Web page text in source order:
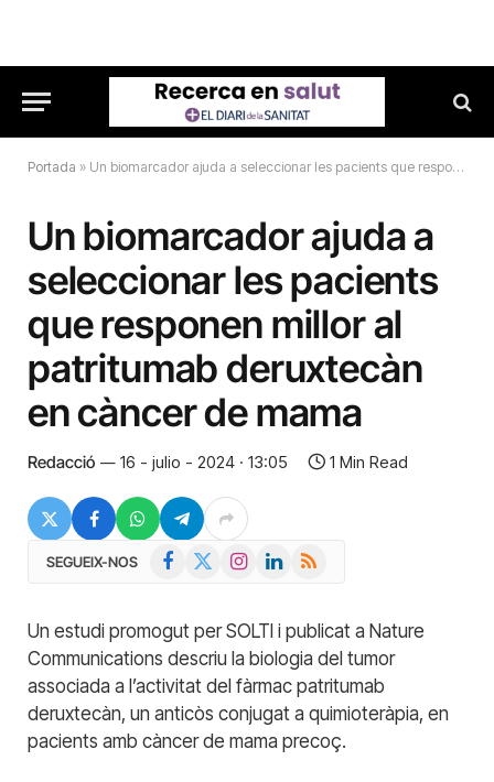
Portada » Un biomarcador ajuda a seleccionar les pacients que responen millor al patritumab deruxtecàn en càncer de mama
Un biomarcador ajuda a
seleccionar les pacients
que responen millor al
patritumab deruxtecàn
en càncer de mama
Redacció 16 - julio - 2024 · 13:05 1 Min Read
SEGUEIX-NOS Facebook InstagramLinkedIn
RSS
Un estudi promogut per SOLTI i publicat a Nature
Communications descriu la biologia del tumor
associada a l’activitat del fàrmac patritumab
deruxtecàn, un anticòs conjugat a quimioteràpia, en
pacients amb càncer de mama precoç.